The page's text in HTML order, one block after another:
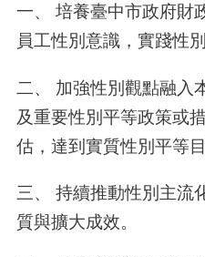
一、 培養臺中市政府財
員工性別意識，實踐性別
二、 加強性別觀點融入
及重要性別平等政策或
估，達到實質性別平等目
三、 持續推動性別主流
質與擴大成效。